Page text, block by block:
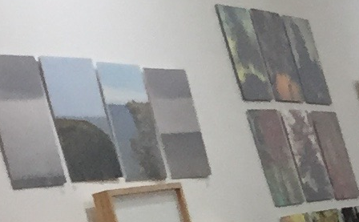
Adhésion
Les
artistes
ménil8
Modèles
vivants